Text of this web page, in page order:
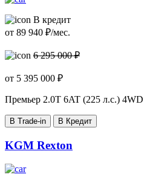
В кредит
от 89 940 ₽/мес.
6 295 000 ₽
от 5 395 000 ₽
Премьер 2.0T 6AT (225 л.с.) 4WD
В Trade-in В Кредит
KGM Rexton